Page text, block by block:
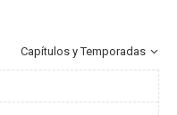
Capítulos y Temporadas